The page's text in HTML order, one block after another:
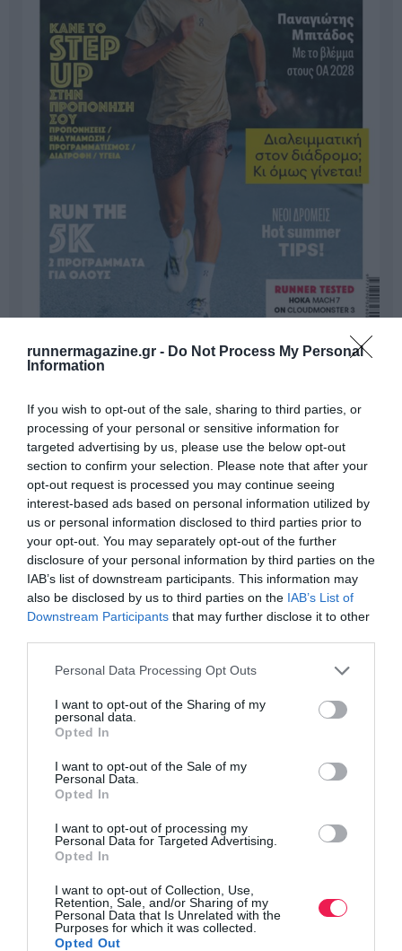
runnermagazine.gr - Do Not Process My Personal
Information
If you wish to opt-out of the sale, sharing to third parties, or
processing of your personal or sensitive information for
targeted advertising by us, please use the below opt-out
section to confirm your selection. Please note that after your
opt-out request is processed you may continue seeing
interest-based ads based on personal information utilized by
us or personal information disclosed to third parties prior to
your opt-out. You may separately opt-out of the further
disclosure of your personal information by third parties on the
IAB’s list of downstream participants. This information may
also be disclosed by us to third parties on the IAB’s List of
Downstream Participants that may further disclose it to other
Personal Data Processing Opt Outs
I want to opt-out of the Sharing of my
personal data.
Opted In
I want to opt-out of the Sale of my
Personal Data.
Opted In
I want to opt-out of processing my
Personal Data for Targeted Advertising.
Opted In
I want to opt-out of Collection, Use,
Retention, Sale, and/or Sharing of my
Personal Data that Is Unrelated with the
Purposes for which it was collected.
Opted Out
Βρες το RUNNER!
Όλα τα Τεύχη